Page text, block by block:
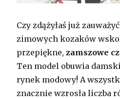
Czy zdążyłaś już
zimowych kozaków
przepiękne,zamszowe
Ten model obuwia
rynek modowy! A
znacznie wzrosła liczba